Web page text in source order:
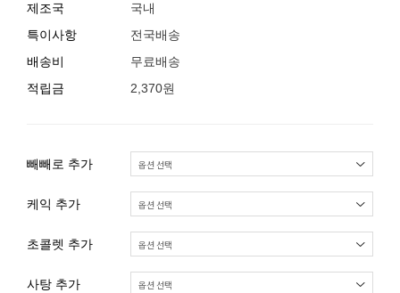
제조국
국내
특이사항
전국배송
배송비
무료배송
적립금
2,370원
빼빼로 추가
케익 추가
초콜렛 추가
사탕 추가